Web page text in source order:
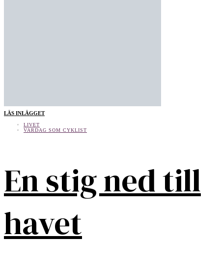
LÄS INLÄGGET
LIVET
VARDAG SOM CYKLIST
En stig ned till
havet